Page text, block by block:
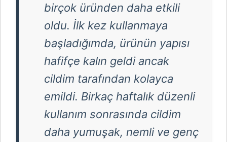
birçok üründen daha etkili
oldu. İlk kez kullanmaya
başladığımda, ürünün yapısı
hafifçe kalın geldi ancak
cildim tarafından kolayca
emildi. Birkaç haftalık düzenli
kullanım sonrasında cildim
daha yumuşak, nemli ve genç